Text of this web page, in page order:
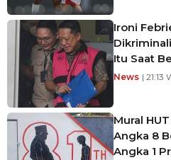
Ironi
Itu Saat
News | 21:13
Mural
Angka 8
Angka 1